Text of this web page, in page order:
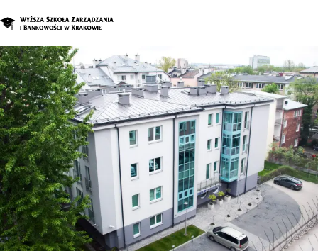
O nas
Studia
Studia podyplomowe i kursy
Kandydat
Student
Biznes
Zapisz się na studia